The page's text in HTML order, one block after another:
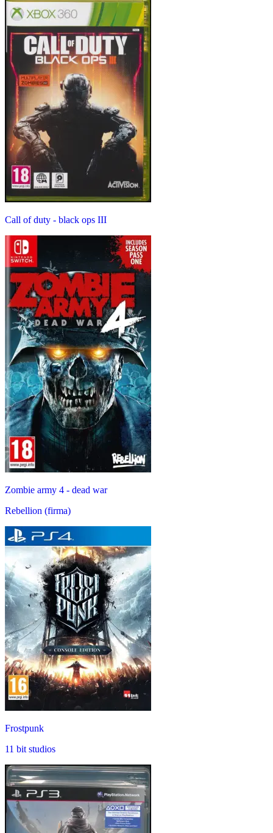
Call of duty - black ops III
Zombie army 4 - dead war
Rebellion (firma)
Frostpunk
11 bit studios